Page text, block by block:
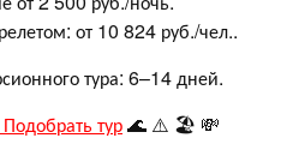
от 10 824 руб./чел..
тура: 6–14 дней.
тур🌊 ⚠️ 🏖️ 💸